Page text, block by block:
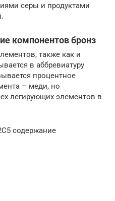
серы и продуктами
компонентов бронз
также как и
в аббревиатуру
процентное
– меди, но
легирующих элементов в
содержание